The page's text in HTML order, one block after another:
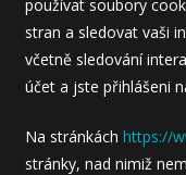
používat soubory
stran a sledovat vaši
včetně sledování
účet a jste přihlášeni
Na stránkách https://
stránky, nad nimiž